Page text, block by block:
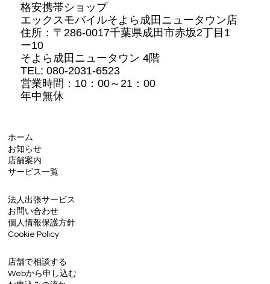
格安携帯ショップ
エックスモバイルそよら成田ニュータウン店
住所： 〒286-0017千葉県成田市赤坂2丁目1
ー10
そよら成田ニュータウン 4階
TEL: 080-2031-6523
営業時間：10：00～21：00
年中無休
ホーム
お知らせ
店舗案内
サービス一覧
法人出張サービス
お問い合わせ
個人情報保護方針
Cookie Policy
店舗で相談する
Webから申し込む